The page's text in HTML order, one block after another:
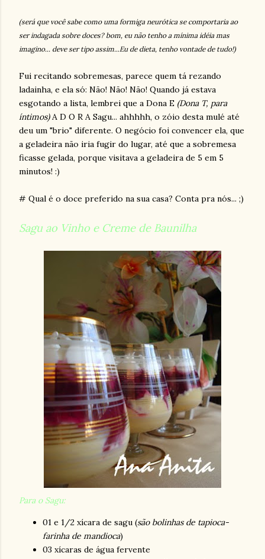
(será que você sabe como uma formiga neurótica se comportaria ao
ser indagada sobre doces? bom, eu não tenho a mínima idéia mas
imagino... deve ser tipo assim...Eu de dieta, tenho vontade de tudo!)
Fui recitando sobremesas, parece quem tá rezando
ladainha, e ela só: Não! Não! Não! Quando já estava
esgotando a lista, lembrei que a Dona E (Dona T, para
íntimos)A D O R A Sagu... ahhhhh, o zóio desta mulé até
deu um "brio" diferente. O negócio foi convencer ela, que
a geladeira não iria fugir do lugar, até que a sobremesa
ficasse gelada, porque visitava a geladeira de 5 em 5
minutos! :)
# Qual é o doce preferido na sua casa? Conta pra nós... ;)
Sagu ao Vinho e Creme de Baunilha
Para o Sagu:
01 e 1/2 xícara de sagu (são bolinhas de tapioca-
farinha de mandioca)
03 xícaras de água fervente